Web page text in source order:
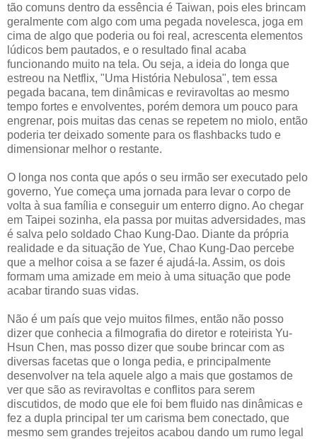
tão comuns dentro da essência é Taiwan, pois eles brincam
geralmente com algo com uma pegada novelesca, joga em
cima de algo que poderia ou foi real, acrescenta elementos
lúdicos bem pautados, e o resultado final acaba
funcionando muito na tela. Ou seja, a ideia do longa que
estreou na Netflix, "Uma História Nebulosa", tem essa
pegada bacana, tem dinâmicas e reviravoltas ao mesmo
tempo fortes e envolventes, porém demora um pouco para
engrenar, pois muitas das cenas se repetem no miolo, então
poderia ter deixado somente para os flashbacks tudo e
dimensionar melhor o restante.
O longa nos conta que após o seu irmão ser executado pelo
governo, Yue começa uma jornada para levar o corpo de
volta à sua família e conseguir um enterro digno. Ao chegar
em Taipei sozinha, ela passa por muitas adversidades, mas
é salva pelo soldado Chao Kung-Dao. Diante da própria
realidade e da situação de Yue, Chao Kung-Dao percebe
que a melhor coisa a se fazer é ajudá-la. Assim, os dois
formam uma amizade em meio à uma situação que pode
acabar tirando suas vidas.
Não é um país que vejo muitos filmes, então não posso
dizer que conhecia a filmografia do diretor e roteirista Yu-
Hsun Chen, mas posso dizer que soube brincar com as
diversas facetas que o longa pedia, e principalmente
desenvolver na tela aquele algo a mais que gostamos de
ver que são as reviravoltas e conflitos para serem
discutidos, de modo que ele foi bem fluido nas dinâmicas e
fez a dupla principal ter um carisma bem conectado, que
mesmo sem grandes trejeitos acabou dando um rumo legal